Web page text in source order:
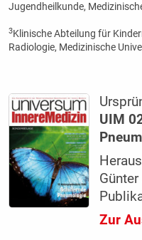
Jugendheilkunde,
3Klinische Abteilung für
Radiologie, Medizinische
UIM
Zur